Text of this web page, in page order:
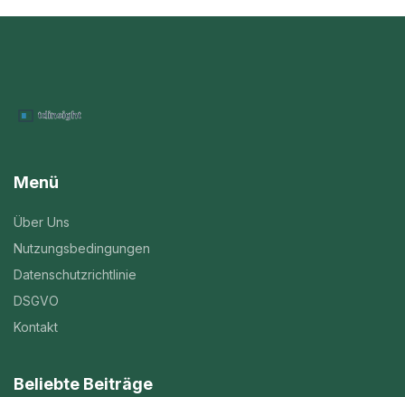
Menü
Über Uns
Nutzungsbedingungen
Datenschutzrichtlinie
DSGVO
Kontakt
Beliebte Beiträge